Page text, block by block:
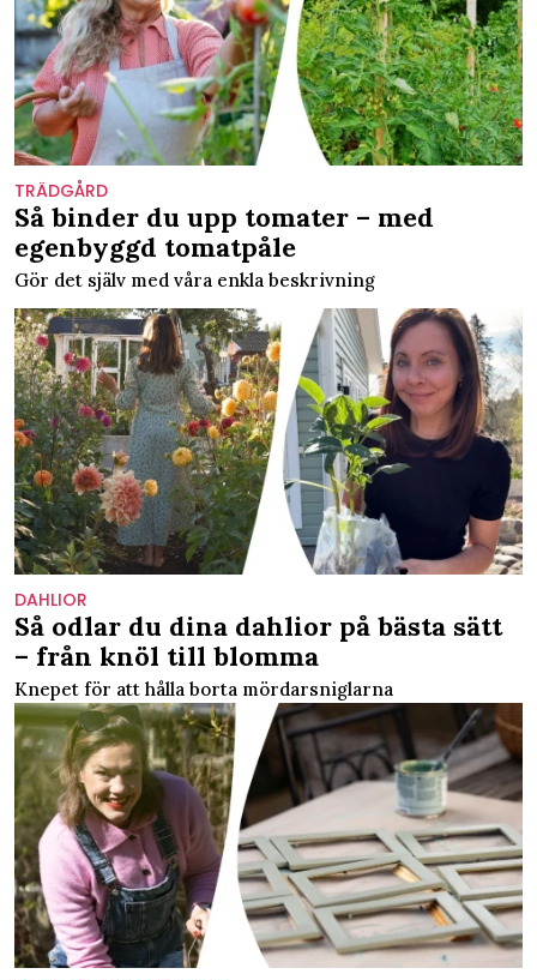
TRÄDGÅRD
Så binder du upp tomater – med
egenbyggd tomatpåle
Gör det själv med våra enkla beskrivning
DAHLIOR
Så odlar du dina dahlior på bästa sätt
– från knöl till blomma
Knepet för att hålla borta mördarsniglarna